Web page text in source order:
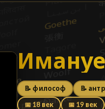
📝 философ 📝
📅 18 век 📅 19 век